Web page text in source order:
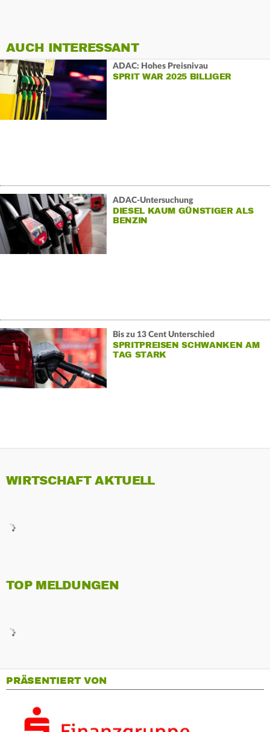
AUCH INTERESSANT
ADAC: Hohes Preisnivau
SPRIT WAR 2025 BILLIGER
ADAC-Untersuchung
DIESEL KAUM GÜNSTIGER ALS
BENZIN
Bis zu 13 Cent Unterschied
SPRITPREISEN SCHWANKEN AM
TAG STARK
WIRTSCHAFT AKTUELL
TOP MELDUNGEN
PRÄSENTIERT VON